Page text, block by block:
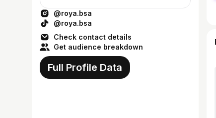
@roya.bsa
@roya.bsa
Check contact details
Get audience breakdown
Full Profile Data